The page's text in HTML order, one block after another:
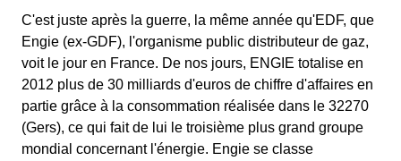
C'est juste après la guerre, la même année qu'EDF, que
Engie (ex-GDF), l'organisme public distributeur de gaz,
voit le jour en France. De nos jours, ENGIE totalise en
2012 plus de 30 milliards d'euros de chiffre d'affaires en
partie grâce à la consommation réalisée dans le 32270
(Gers), ce qui fait de lui le troisième plus grand groupe
mondial concernant l'énergie. Engie se classe